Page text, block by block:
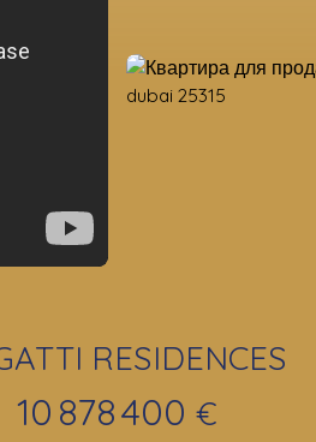
RESIDENCES
10 878 400 €